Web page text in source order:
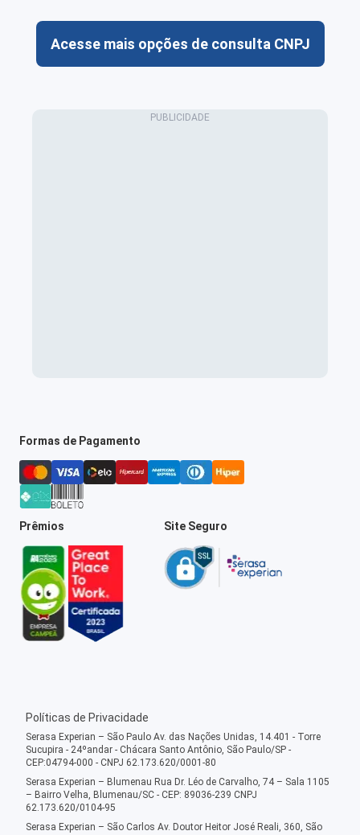
Acesse mais opções de consulta CNPJ
Formas de Pagamento
Prêmios Site Seguro
Políticas de Privacidade
Serasa Experian – São Paulo Av. das Nações Unidas, 14.401 - Torre
Sucupira - 24ºandar - Chácara Santo Antônio, São Paulo/SP -
CEP:04794-000 - CNPJ 62.173.620/0001-80
Serasa Experian – Blumenau Rua Dr. Léo de Carvalho, 74 – Sala 1105
– Bairro Velha, Blumenau/SC - CEP: 89036-239 CNPJ
62.173.620/0104-95
Serasa Experian – São Carlos Av. Doutor Heitor José Reali, 360, São